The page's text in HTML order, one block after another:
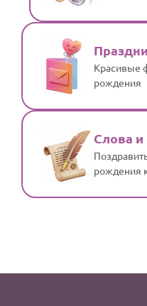
Красивые
рождения
Слова и
рождения